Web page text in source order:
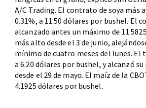
A/C Trading. El contrato de soya más
0.31%, a 11.50 dólares por bushel. El
alcanzado antes un máximo de
más alto desde el 3 de junio,
mínimo de cuatro meses del lunes. El
a 6.20 dólares por bushel, y alcanzó
desde el 29 de mayo. El maíz de la
4.1925 dólares por bushel.